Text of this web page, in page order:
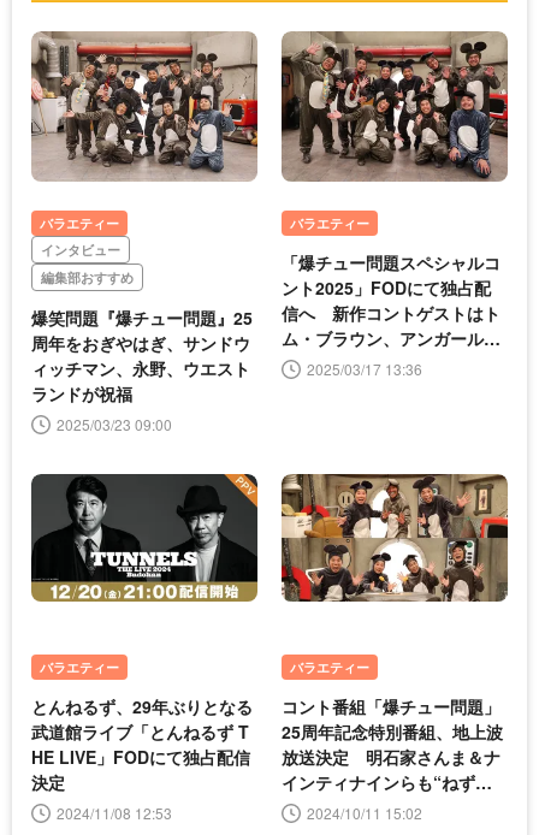
バラエティー
インタビュー
編集部おすすめ
爆笑問題『爆チュー問題』25
周年をおぎやはぎ、サンドウ
ィッチマン、永野、ウエスト
ランドが祝福
2025/03/23 09:00
バラエティー
「爆チュー問題スペシャルコ
ント2025」FODにて独占配
信へ 新作コントゲストはト
ム・ブラウン、アンガール
ズ、ロッチ
2025/03/17 13:36
バラエティー
とんねるず、29年ぶりとなる
武道館ライブ「とんねるず T
HE LIVE」FODにて独占配信
決定
2024/11/08 12:53
バラエティー
コント番組「爆チュー問題」
25周年記念特別番組、地上波
放送決定 明石家さんま＆ナ
インティナインらも“ねず
み”となって出演
2024/10/11 15:02